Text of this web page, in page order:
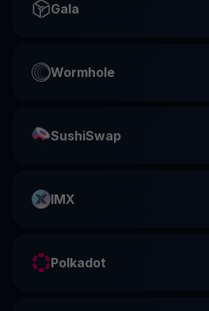
Gala
Wormhole
SushiSwap
IMX
Polkadot